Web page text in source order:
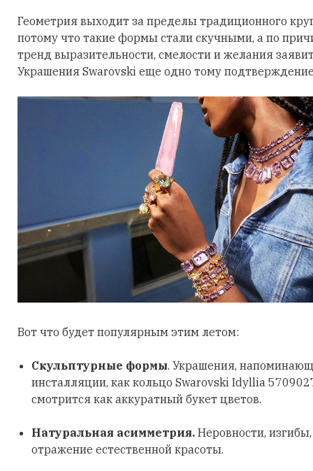
Геометрия выходит за пределы традиционного
потому что такие формы стали скучными, а по
тренд выразительности, смелости и желания
Украшения Swarovski еще одно тому
Вот что будет популярным этим летом:
Скульптурные формы. Украшения,
инсталляции, как кольцо Swarovski Idyllia
смотрится как аккуратный букет цветов.
Натуральная асимметрия. Неровности,
отражение естественной красоты.